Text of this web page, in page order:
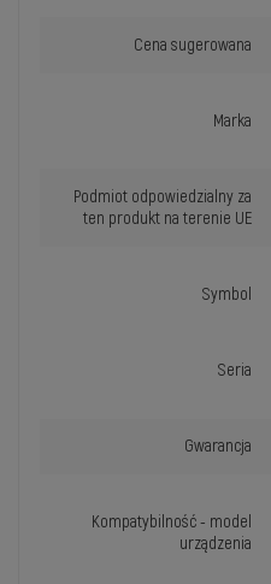
Cena sugerowana
Marka
Podmiot odpowiedzialny za
ten produkt na terenie UE
Symbol
Seria
Gwarancja
Kompatybilność - model
urządzenia